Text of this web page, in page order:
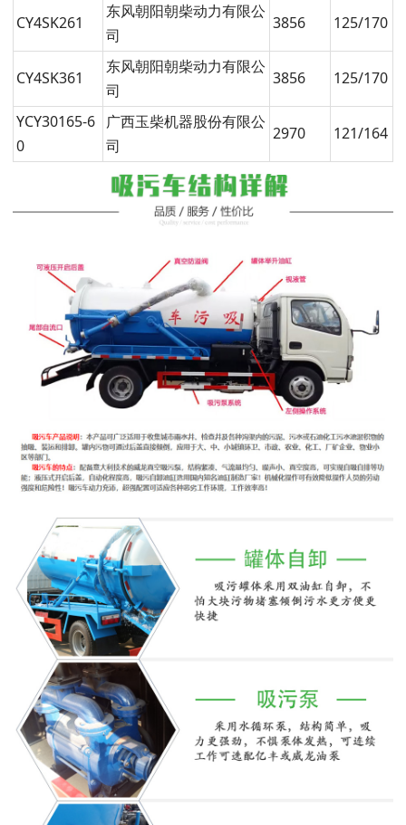
CY4SK261
东风朝阳朝柴动力有限公
司
3856 125/170
CY4SK361
东风朝阳朝柴动力有限公
司
3856 125/170
YCY30165-6
0
广西玉柴机器股份有限公
司
2970 121/164